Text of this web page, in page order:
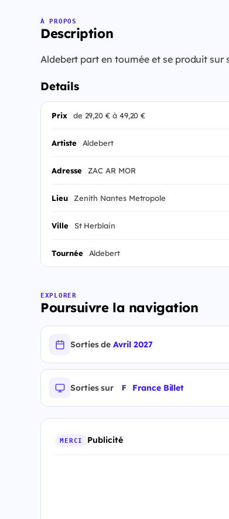
À PROPOS
Description
Aldebert part en tournée et se produit sur
Details
Prix de 29,20 € à 49,20 €
Artiste Aldebert
Adresse ZAC AR MOR
Lieu Zenith Nantes Metropole
Ville St Herblain
Tournée Aldebert
EXPLORER
Poursuivre la navigation
Sorties deAvril 2027
Sorties sur France Billet
MERCI Publicité